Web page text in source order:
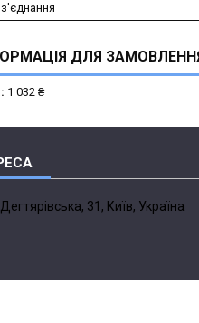
ДЛЯ
1 032 ₴
31, Київ, Україна